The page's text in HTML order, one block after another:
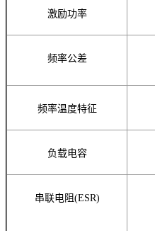
激励功率
频率公差
频率温度特征
负载电容
串联电阻(ESR)